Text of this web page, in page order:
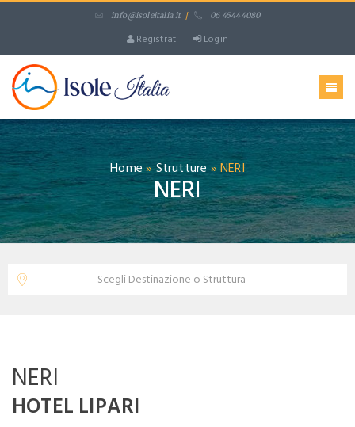
info@isoleitalia.it / 06 45444080
Registrati Login
Home»Strutture »NERI
NERI
NERI
HOTEL LIPARI